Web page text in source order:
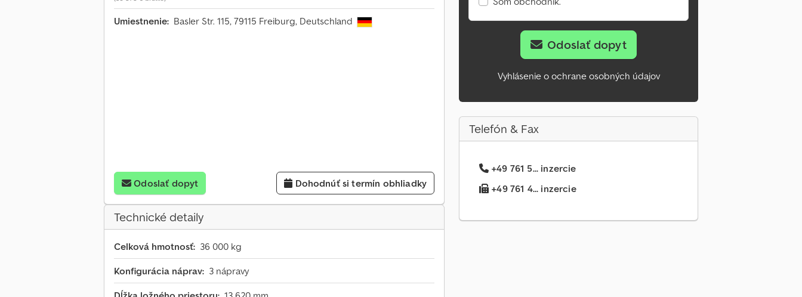
Umiestnenie: Basler Str. 115, 79115 Freiburg, Deutschland
Odoslať dopyt Dohodnúť si termín obhliadky
Technické detaily
Celková hmotnosť: 36 000 kg
Konfigurácia náprav: 3 nápravy
Odoslať dopyt
Vyhlásenie o ochrane osobných údajov
Telefón & Fax
+49 761 5... inzercie
+49 761 4... inzercie